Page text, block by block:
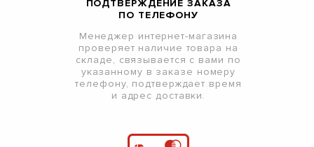
ПОДТВЕРЖДЕНИЕ ЗАКАЗА
ПО ТЕЛЕФОНУ
Менеджер интернет-магазина
проверяет наличие товара на
складе, связывается с вами по
указанному в заказе номеру
телефону, подтверждает время
и адрес доставки.